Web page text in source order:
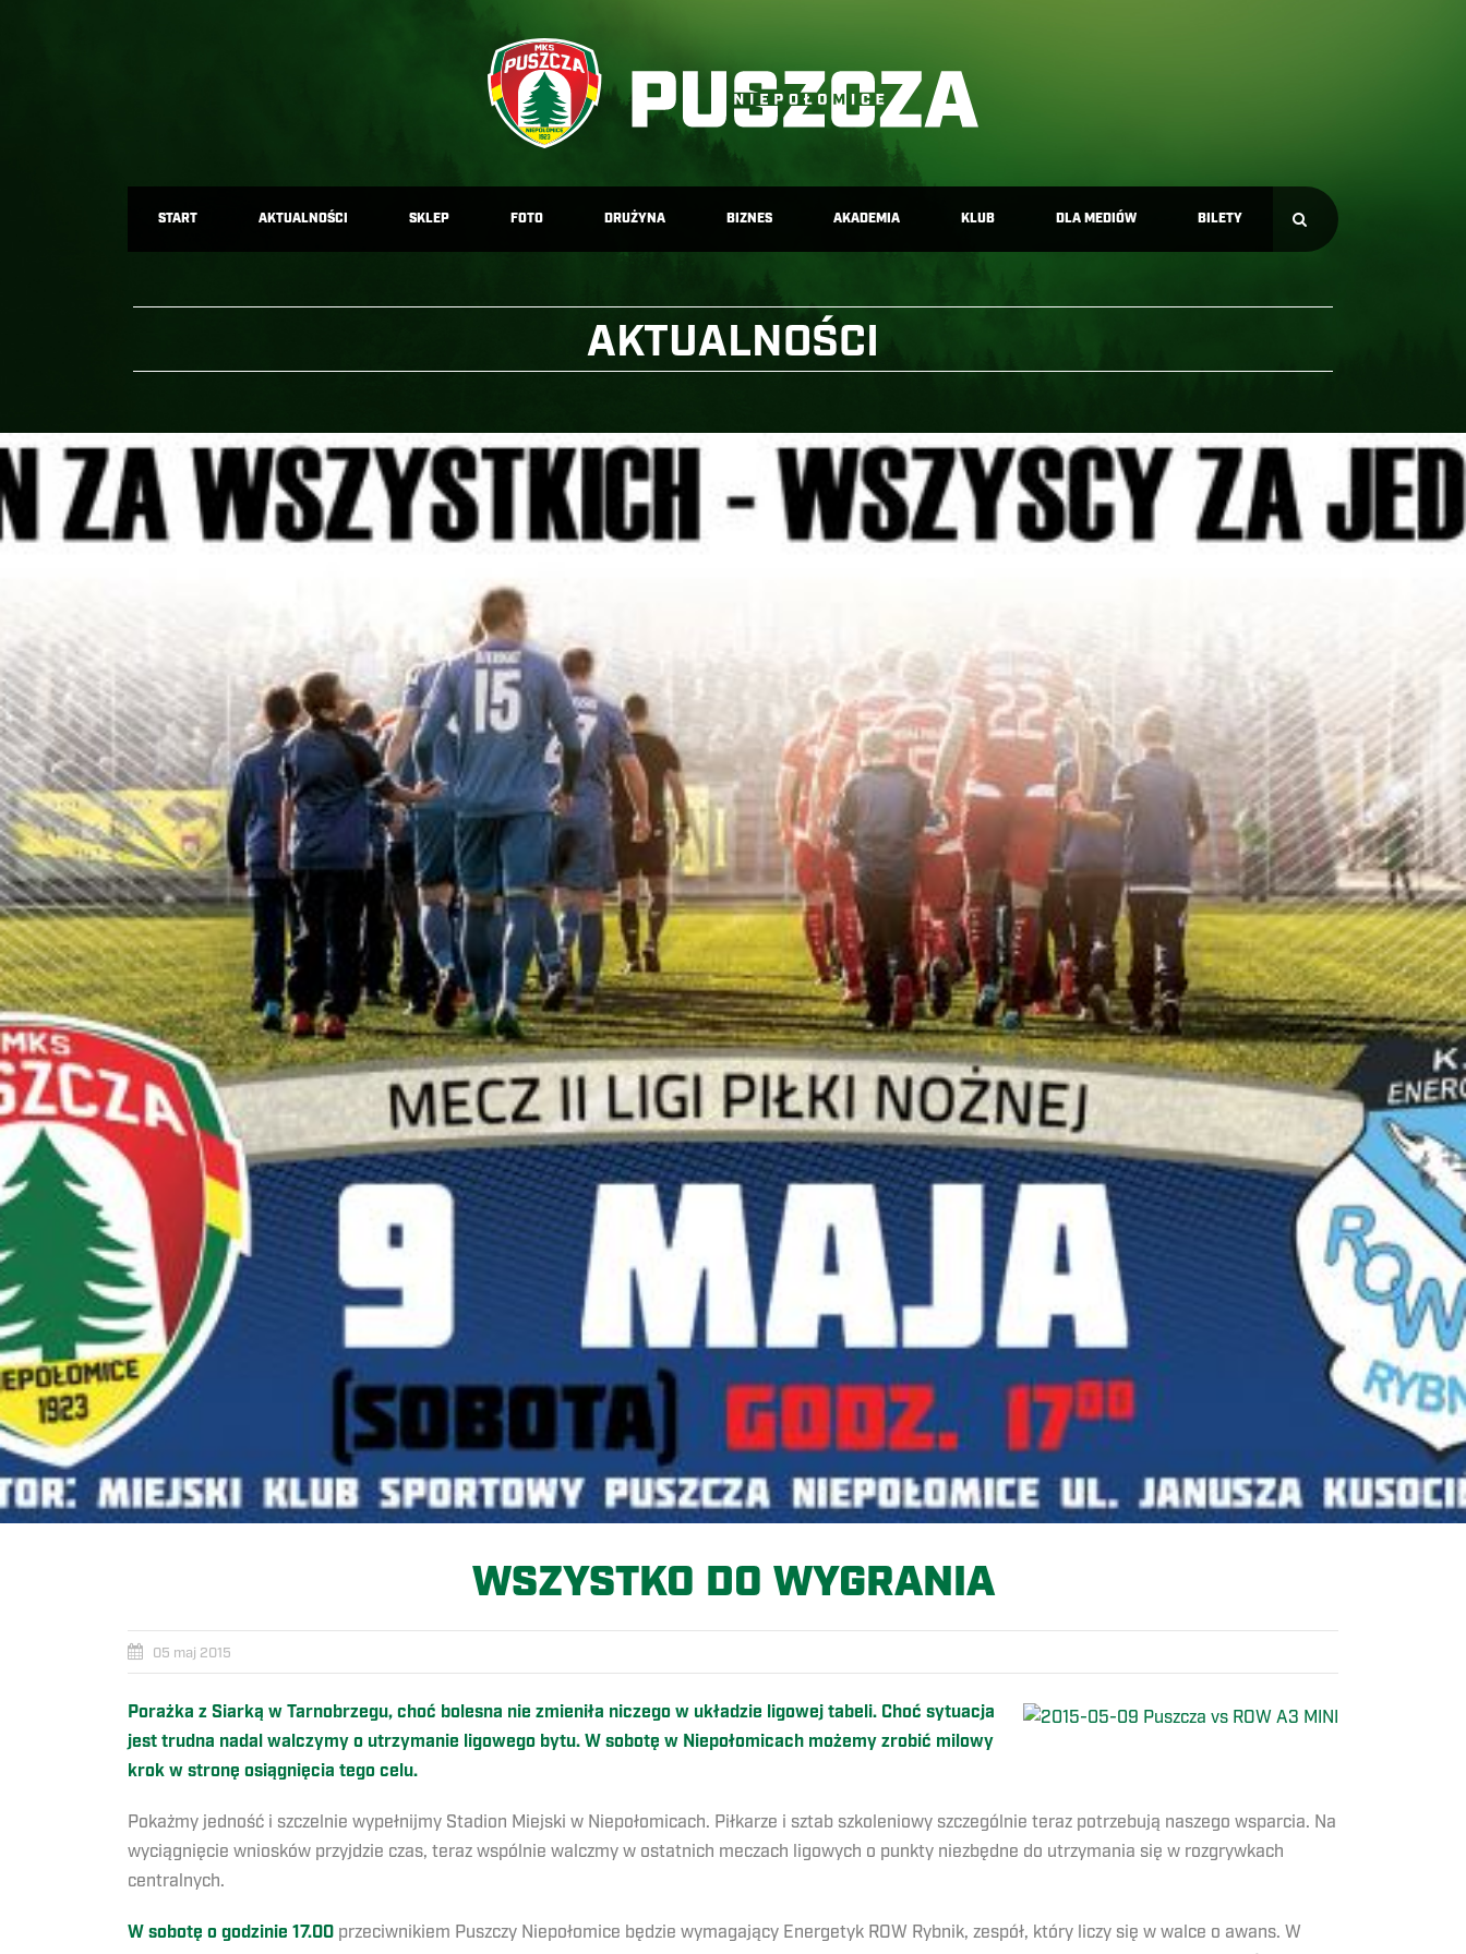
START AKTUALNOŚCI SKLEP FOTO DRUŻYNA BIZNES AKADEMIA KLUB DLA MEDIÓW BILETY
AKTUALNOŚCI
WSZYSTKO DO WYGRANIA
05 maj 2015
Porażka z Siarką w Tarnobrzegu, choć bolesna nie zmieniła niczego w układzie ligowej tabeli. Choć sytuacja
jest trudna nadal walczymy o utrzymanie ligowego bytu. W sobotę w Niepołomicach możemy zrobić milowy
krok w stronę osiągnięcia tego celu.
Pokażmy jedność i szczelnie wypełnijmy Stadion Miejski w Niepołomicach. Piłkarze i sztab szkoleniowy szczególnie teraz potrzebują naszego wsparcia. Na
wyciągnięcie wniosków przyjdzie czas, teraz wspólnie walczmy w ostatnich meczach ligowych o punkty niezbędne do utrzymania się w rozgrywkach
centralnych.
W sobotę o godzinie 17.00 przeciwnikiem Puszczy Niepołomice będzie wymagający Energetyk ROW Rybnik, zespół, który liczy się w walce o awans. W